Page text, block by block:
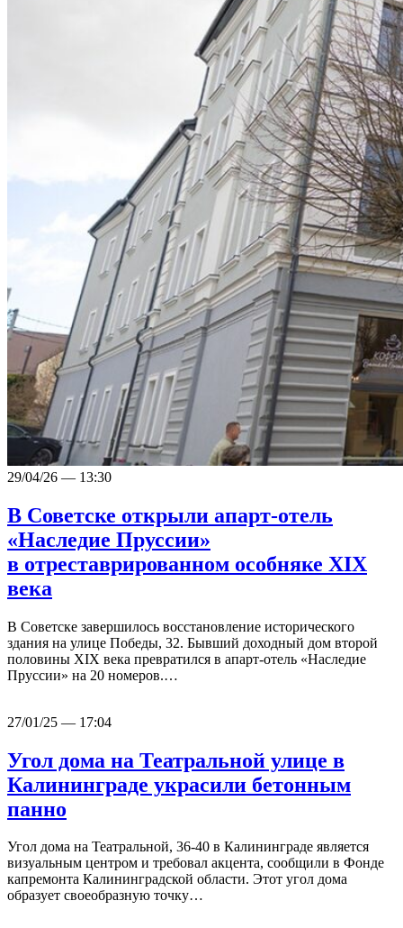
29/04/26 — 13:30
В Советске открыли апарт-отель
«Наследие Пруссии»
в отреставрированном особняке XIX
века
В Советске завершилось восстановление исторического
здания на улице Победы, 32. Бывший доходный дом второй
половины XIX века превратился в апарт-отель «Наследие
Пруссии» на 20 номеров.…
27/01/25 — 17:04
Угол дома на Театральной улице в
Калининграде украсили бетонным
панно
Угол дома на Театральной, 36-40 в Калининграде является
визуальным центром и требовал акцента, сообщили в Фонде
капремонта Калининградской области. Этот угол дома
образует своеобразную точку…